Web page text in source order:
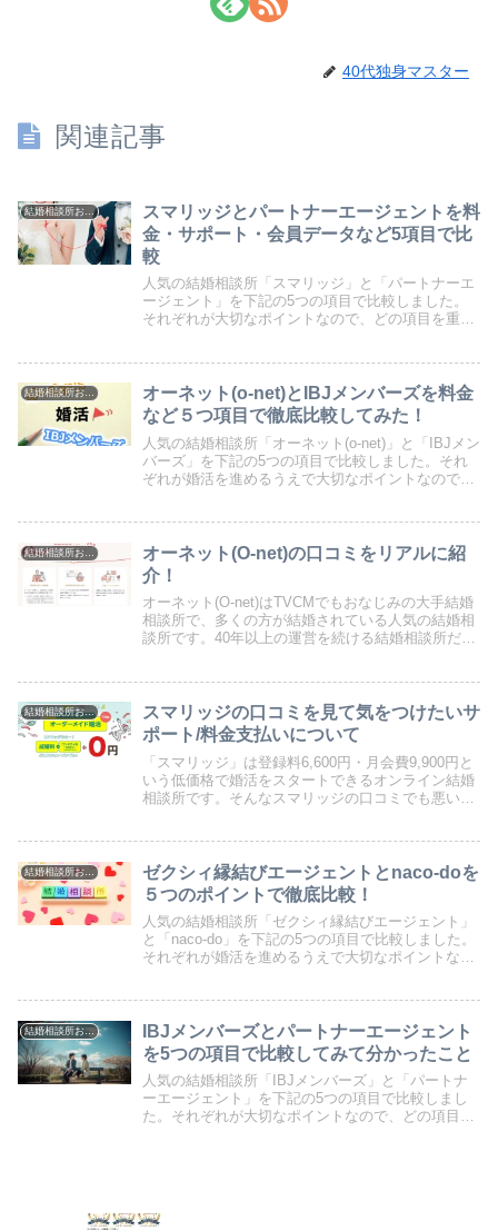
40代独身マスター
関連記事
結婚相談所おすすめ
スマリッジとパートナーエージェントを料
金・サポート・会員データなど5項目で比
較
人気の結婚相談所「スマリッジ」と「パートナーエ
ージェント」を下記の5つの項目で比較しました。
それぞれが大切なポイントなので、どの項目を重視
結婚相談所おすすめ
オーネット(o-net)とIBJメンバーズを料金
など５つ項目で徹底比較してみた！
人気の結婚相談所「オーネット(o-net)」と「IBJメン
バーズ」を下記の5つの項目で比較しました。それ
ぞれが婚活を進めるうえで大切なポイントなので、
オーネット(O-net)の口コミをリアルに紹
介！
オーネット(O-net)はTVCMでもおなじみの大手結婚
相談所で、多くの方が結婚されている人気の結婚相
談所です。40年以上の運営を続ける結婚相談所だけ
結婚相談所おすすめ
スマリッジの口コミを見て気をつけたいサ
ポート/料金支払いについて
「スマリッジ」は登録料6,600円・月会費9,900円と
いう低価格で婚活をスタートできるオンライン結婚
相談所です。そんなスマリッジの口コミでも悪い口
ゼクシィ縁結びエージェントとnaco-doを
５つのポイントで徹底比較！
人気の結婚相談所「ゼクシィ縁結びエージェント」
と「naco-do」を下記の5つの項目で比較しました。
それぞれが婚活を進めるうえで大切なポイントなの
結婚相談所おすすめ
IBJメンバーズとパートナーエージェント
を5つの項目で比較してみて分かったこと
人気の結婚相談所「IBJメンバーズ」と「パートナ
ーエージェント」を下記の5つの項目で比較しまし
た。それぞれが大切なポイントなので、どの項目を